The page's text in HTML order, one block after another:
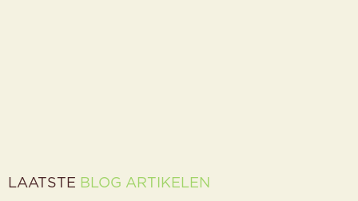
LAATSTE BLOG ARTIKELEN